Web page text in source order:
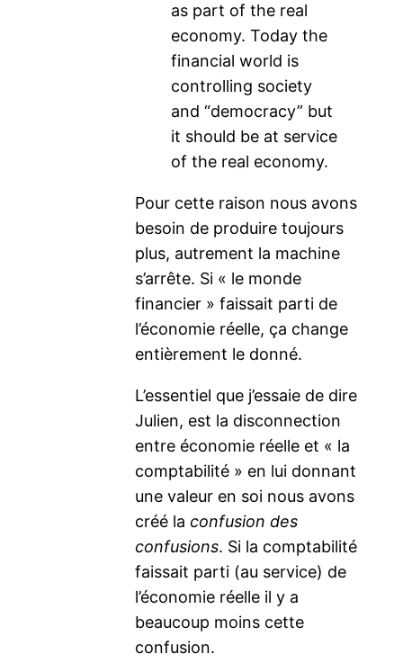
as part of the real
economy. Today the
financial world is
controlling society
and “democracy” but
it should be at service
of the real economy.
Pour cette raison nous avons
besoin de produire toujours
plus, autrement la machine
s’arrête. Si « le monde
financier » faissait parti de
l’économie réelle, ça change
entièrement le donné.
L’essentiel que j’essaie de dire
Julien, est la disconnection
entre économie réelle et « la
comptabilité » en lui donnant
une valeur en soi nous avons
créé laconfusion des
confusions. Si la comptabilité
faissait parti (au service) de
l’économie réelle il y a
beaucoup moins cette
confusion.